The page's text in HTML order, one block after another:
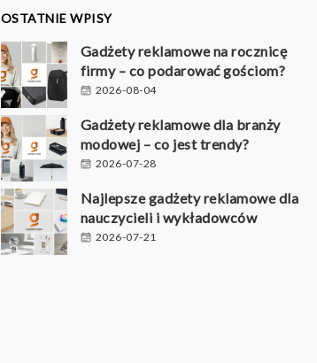
OSTATNIE WPISY
Gadżety reklamowe na rocznicę
firmy – co podarować gościom?
2026-08-04
Gadżety reklamowe dla branży
modowej – co jest trendy?
2026-07-28
Najlepsze gadżety reklamowe dla
nauczycieli i wykładowców
2026-07-21